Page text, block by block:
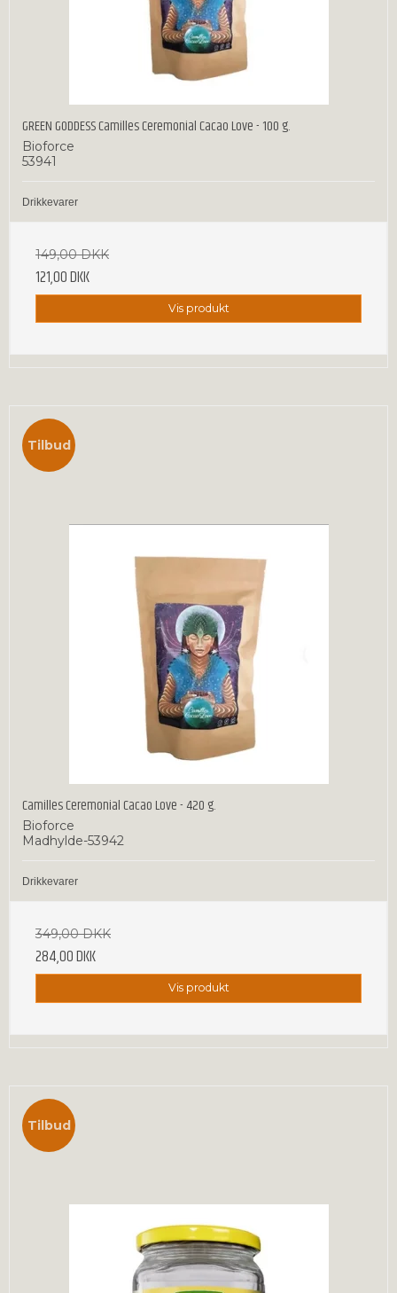
GREEN GODDESS Camilles Ceremonial Cacao Love - 100 g.
Bioforce
53941
Drikkevarer
149,00 DKK
121,00 DKK
Vis produkt
Tilbud
Camilles Ceremonial Cacao Love - 420 g.
Bioforce
Madhylde-53942
Drikkevarer
349,00 DKK
284,00 DKK
Vis produkt
Tilbud